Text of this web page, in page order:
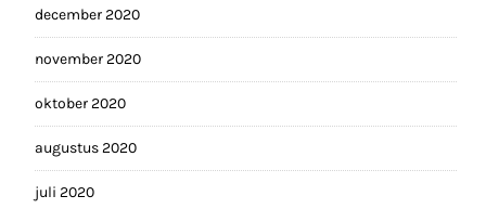
december 2020
november 2020
oktober 2020
augustus 2020
juli 2020